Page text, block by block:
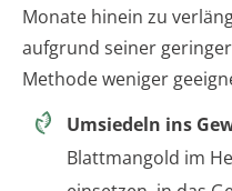
Monate hinein zu
aufgrund seiner
Methode weniger
Umsiedeln ins
Blattmangold im